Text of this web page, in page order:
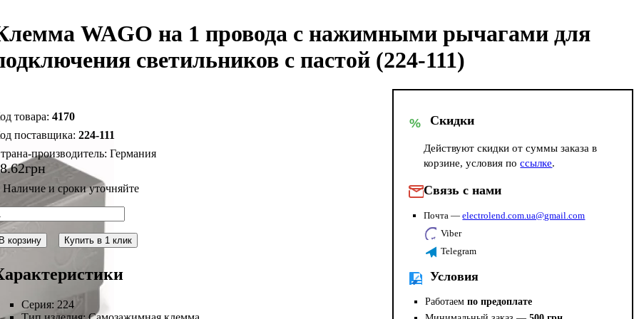
WAGO на 1 провода с нажимными рычагами для
светильников с пастой (224-111)
4170
224-111
производитель:Германия
.62грн
корзину Купить в 1 клик
Серия: 224
% Скидки
Действуют скидки от суммы заказа в
корзине, условия поссылке.
Связь с нами
Почта —electrolend.com.ua@gmail.com
Viber
Telegram
Условия
Работаемпо предоплате